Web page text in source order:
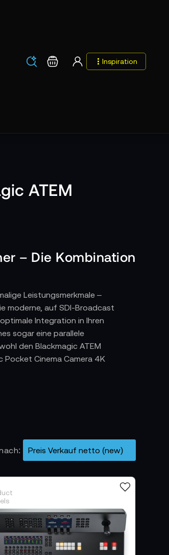
Los Warenkorb Inspiration
ATEM
– Die Kombination
Leistungsmerkmale –
moderne, auf SDI-Broadcast
Integration in Ihren
sogar eine parallele
den Blackmagic ATEM
Pocket Cinema Camera 4K